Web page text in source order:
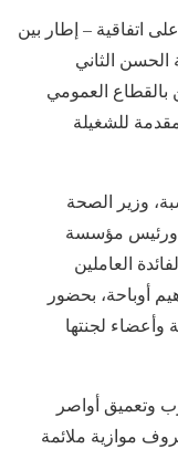
اتفاقية – إطار بين
الثاني
بالقطاع العمومي
للشغيلة
وزير الصحة
ورئيس مؤسسة
العاملين
أوباحة، بحضور
لجنتها
وتعميق أواصر
موازية ملائمة